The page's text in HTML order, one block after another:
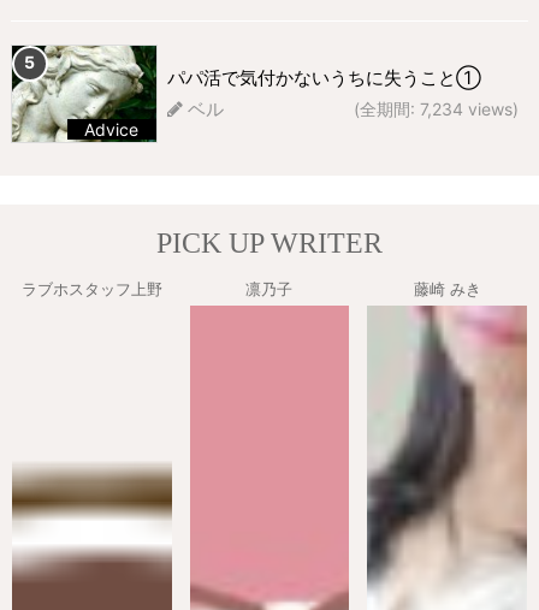
Advice
パパ活で気付かないうちに失うこと①
ベル
(全期間: 7,234 views)
PICK UP WRITER
ラブホスタッフ上野 凛乃子 藤崎 みき